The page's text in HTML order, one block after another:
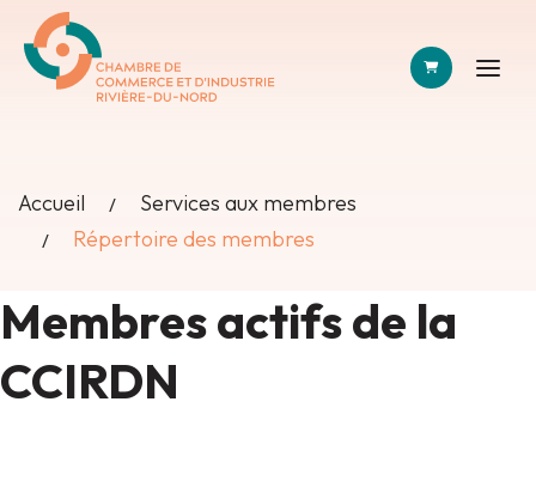
PANIER
Accueil
Services aux membres
Répertoire des membres
Membres actifs de la
CCIRDN